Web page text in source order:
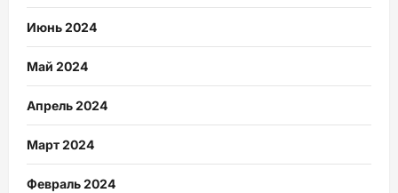
Июнь 2024
Май 2024
Апрель 2024
Март 2024
Февраль 2024